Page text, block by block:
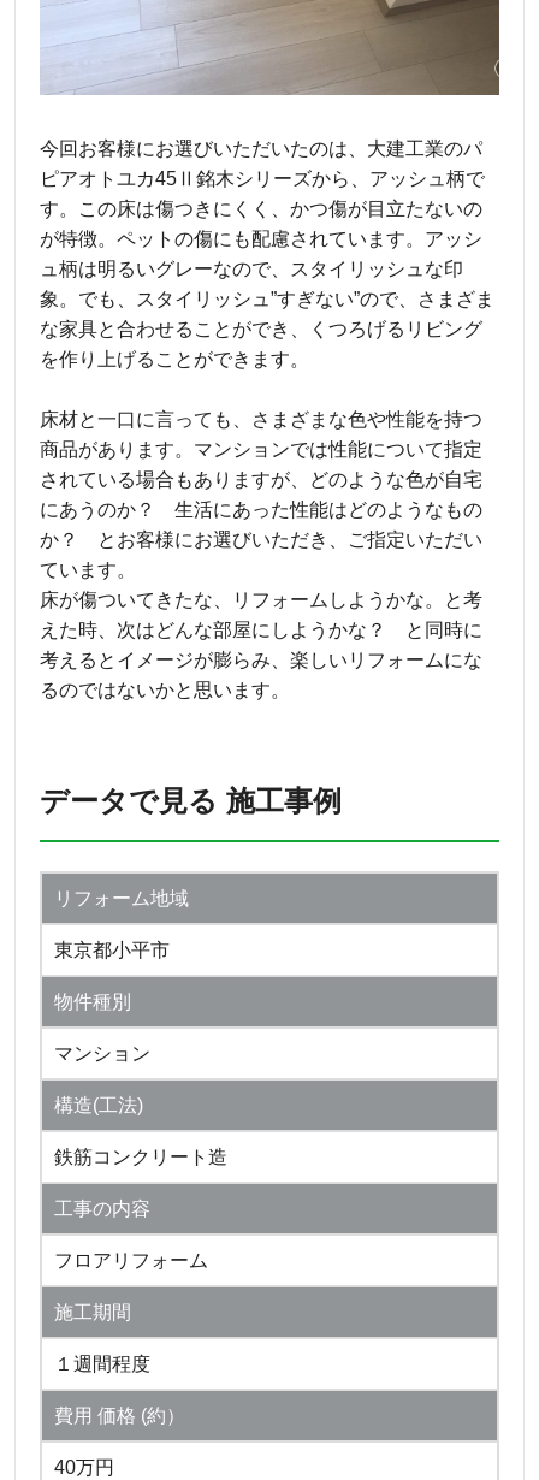
今回お客様にお選びいただいたのは、大建工業のパ
ピアオトユカ45Ⅱ銘木シリーズから、アッシュ柄で
す。この床は傷つきにくく、かつ傷が目立たないの
が特徴。ペットの傷にも配慮されています。アッシ
ュ柄は明るいグレーなので、スタイリッシュな印
象。でも、スタイリッシュ”すぎない”ので、さまざま
な家具と合わせることができ、くつろげるリビング
を作り上げることができます。
床材と一口に言っても、さまざまな色や性能を持つ
商品があります。マンションでは性能について指定
されている場合もありますが、どのような色が自宅
にあうのか？ 生活にあった性能はどのようなもの
か？ とお客様にお選びいただき、ご指定いただい
ています。
床が傷ついてきたな、リフォームしようかな。と考
えた時、次はどんな部屋にしようかな？ と同時に
考えるとイメージが膨らみ、楽しいリフォームにな
るのではないかと思います。
データで見る 施工事例
リフォーム地域
東京都小平市
物件種別
マンション
構造(工法)
鉄筋コンクリート造
工事の内容
フロアリフォーム
施工期間
１週間程度
費用 価格 (約）
40万円